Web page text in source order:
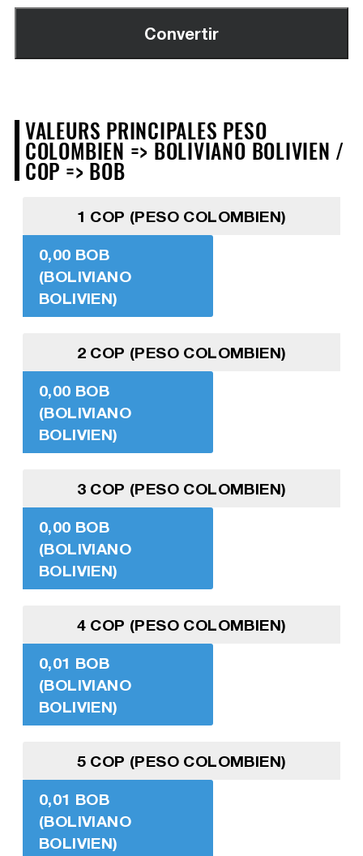
VALEURS PRINCIPALES PESO
COLOMBIEN => BOLIVIANO BOLIVIEN /
COP => BOB
1 COP (PESO COLOMBIEN)
0,00 BOB
(BOLIVIANO
BOLIVIEN)
2 COP (PESO COLOMBIEN)
0,00 BOB
(BOLIVIANO
BOLIVIEN)
3 COP (PESO COLOMBIEN)
0,00 BOB
(BOLIVIANO
BOLIVIEN)
4 COP (PESO COLOMBIEN)
0,01 BOB
(BOLIVIANO
BOLIVIEN)
5 COP (PESO COLOMBIEN)
0,01 BOB
(BOLIVIANO
BOLIVIEN)